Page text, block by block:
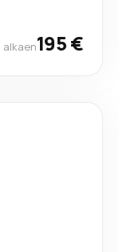
alkaen195 €